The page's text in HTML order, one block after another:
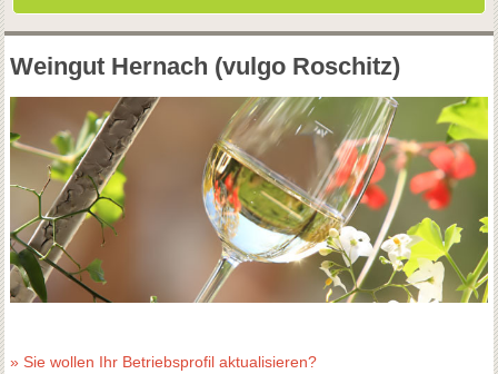
Weingut Hernach (vulgo Roschitz)
» Sie wollen Ihr Betriebsprofil aktualisieren?